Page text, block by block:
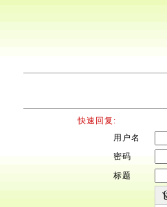
快速回复:
用户名
密码
标题